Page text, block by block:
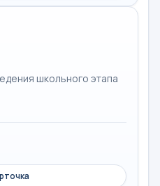
школьного этапа